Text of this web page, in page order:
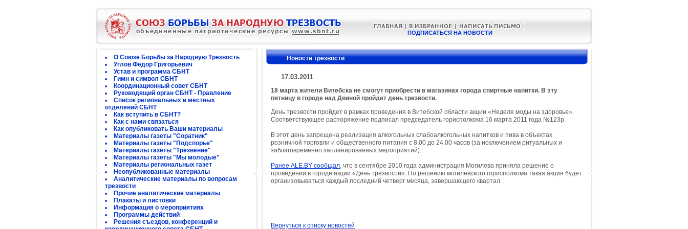
ПОДПИСАТЬСЯ НА НОВОСТИ
О Союзе Борьбы за Народную Трезвость
Углов Федор Григорьевич
Устав и программа СБНТ
Гимн и символ СБНТ
Координационный совет СБНТ
Руководящий орган СБНТ - Правление
Список региональных и местных
отделений СБНТ
Как вступить в СБНТ?
Как с нами связаться
Как опубликовать Ваши материалы
Материалы газеты "Соратник"
Материалы газеты "Подспорье"
Материалы газеты "Трезвение"
Материалы газеты "Мы молодые"
Материалы региональных газет
Неопубликованные материалы
Аналитические материалы по вопросам
трезвости
Прочие аналитические материалы
Плакаты и листовки
Информация о мероприятиях
Программы действий
Решения съездов, конференций и
Новости трезвости
17.03.2011
18 марта жители Витебска не смогут приобрести в магазинах города спиртные напитки. В эту
пятницу в городе над Двиной пройдет день трезвости.
День трезвости пройдет в рамках проведения в Витебской области акции «Неделя моды на здоровье».
Соответствующее распоряжение подписал председатель горисполкома 16 марта 2011 года №123р.
В этот день запрещена реализация алкогольных слабоалкогольных напитков и пива в объектах
розничной торговли и общественного питания с 8.00 до 24.00 часов (за исключением ритуальных и
заблаговременно запланированных мероприятий).
Ранее ALE.BY сообщал, что в сентябре 2010 года администрация Могилева приняла решение о
проведении в городе акции «День трезвости». По решению могилевского горисполкома такая акция будет
организовываться каждый последний четверг месяца, завершающего квартал.
Вернуться к списку новостей